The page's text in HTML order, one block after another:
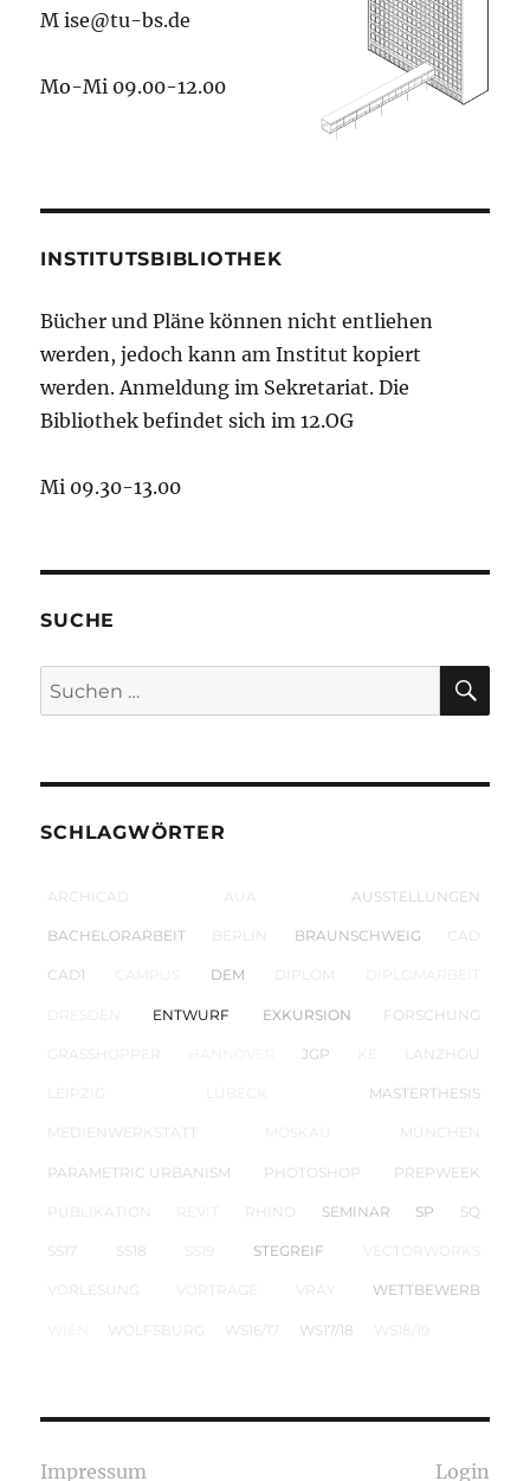
M ise@tu-bs.de
Mo-Mi 09.00-12.00
INSTITUTSBIBLIOTHEK
Bücher und Pläne können nicht entliehen
werden, jedoch kann am Institut kopiert
werden. Anmeldung im Sekretariat. Die
Bibliothek befindet sich im 12.OG
Mi 09.30-13.00
SUCHE
Suchen
nach:
SCHLAGWÖRTER
ARCHICAD AUA AUSSTELLUNGEN
BACHELORARBEIT BERLIN BRAUNSCHWEIG CAD
CAD1 DEM DIPLOM
ENTWURF EXKURSION FORSCHUNG
GRASSHOPPER JGP LANZHOU
LEIPZIG MASTERTHESIS
MEDIENWERKSTATT MÜNCHEN
PARAMETRIC URBANISM PHOTOSHOP PREPWEEK
PUBLIKATION RHINO SEMINAR SP SQ
SS17 SS18 SS19 STEGREIF VECTORWORKS
VORLESUNG VORTRÄGE VRAY WETTBEWERB
WOLFSBURG WS16/17 WS17/18 WS18/19
Impressum Login